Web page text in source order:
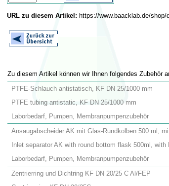
URL zu diesem Artikel: https://www.baacklab.de/
Zu diesem Artikel können wir Ihnen folgendes Zubehör
PTFE-Schlauch antistatisch, KF DN 25/1000 mm
PTFE tubing antistatic, KF DN 25/1000 mm
Laborbedarf, Pumpen, Membranpumpenzubehör
Ansaugabscheider AK mit Glas-Rundkolben 500 ml,
Inlet separator AK with round bottom flask 500ml,
Laborbedarf, Pumpen, Membranpumpenzubehör
Zentrierring und Dichtring KF DN 20/25 C Al/FEP